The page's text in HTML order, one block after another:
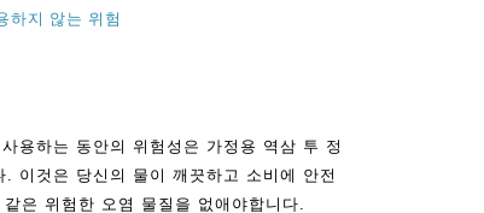
하지 않는 위험
용하는 동안의 위험성은 가정용 역삼 투 정
이것은 당신의 물이 깨끗하고 소비에 안전
은 위험한 오염 물질을 없애야합니다.